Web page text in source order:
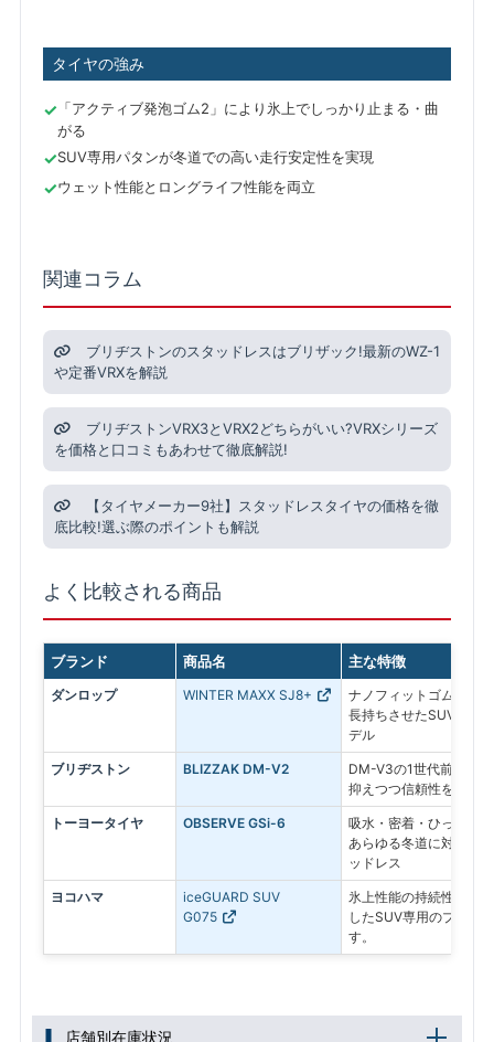
タイヤの強み
「アクティブ発泡ゴム2」により氷上でしっかり止まる・曲
がる
SUV専用パタンが冬道での高い走行安定性を実現
ウェット性能とロングライフ性能を両立
関連コラム
ブリヂストンのスタッドレスはブリザック!最新のWZ-1
や定番VRXを解説
ブリヂストンVRX3とVRX2どちらがいい?VRXシリーズ
を価格と口コミもあわせて徹底解説!
【タイヤメーカー9社】スタッドレスタイヤの価格を徹
底比較!選ぶ際のポイントも解説
よく比較される商品
ブランド 商品名 主な特徴
ダンロップ WINTER MAXX SJ8+
ナノフィットゴムを採
長持ちさせたSUV専用
デル
ブリヂストン BLIZZAK DM-V2
DM-V3の1世代前のモ
抑えつつ信頼性を求め
トーヨータイヤ OBSERVE GSi-6
吸水・密着・ひっかき
あらゆる冬道に対応す
ッドレス
ヨコハマ
iceGUARD SUV
G075
氷上性能の持続性と、
したSUV専用のプレミ
す。
店舗別在庫状況